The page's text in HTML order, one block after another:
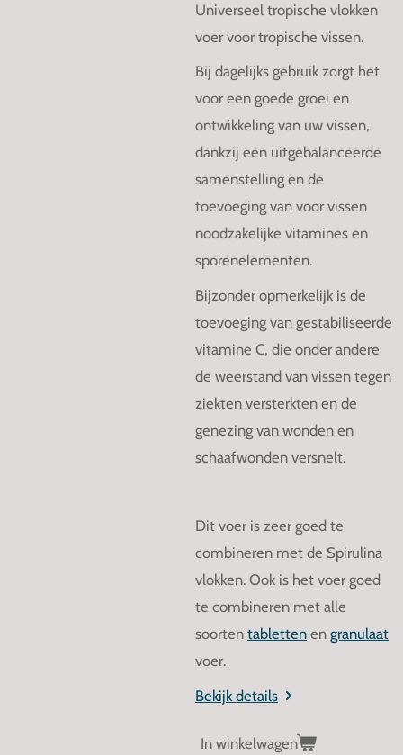
Universeel tropische vlokken
voer voor tropische vissen.
Bij dagelijks gebruik zorgt het
voor een goede groei en
ontwikkeling van uw vissen,
dankzij een uitgebalanceerde
samenstelling en de
toevoeging van voor vissen
noodzakelijke vitamines en
sporenelementen.
Bijzonder opmerkelijk is de
toevoeging van gestabiliseerde
vitamine C, die onder andere
de weerstand van vissen tegen
ziekten versterkten en de
genezing van wonden en
schaafwonden versnelt.
Dit voer is zeer goed te
combineren met de Spirulina
vlokken. Ook is het voer goed
te combineren met alle
soorten tabletten en granulaat
voer.
Bekijk details
In winkelwagen